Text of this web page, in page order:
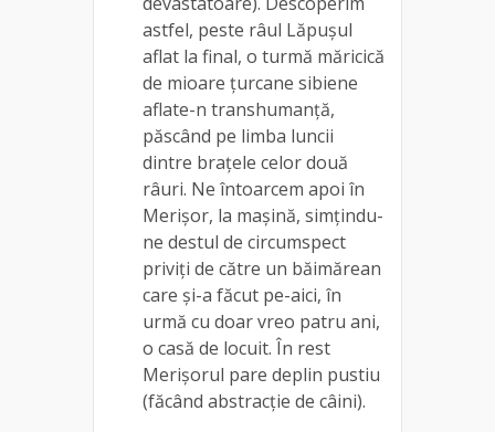
astfel, peste râul Lăpușul
aflat la final, o turmă măricică
de mioare țurcane sibiene
aflate-n transhumanță,
păscând pe limba luncii
dintre brațele celor două
râuri. Ne întoarcem apoi în
Merișor, la mașină, simțindu-
ne destul de circumspect
priviți de către un băimărean
care și-a făcut pe-aici, în
urmă cu doar vreo patru ani,
o casă de locuit. În rest
Merișorul pare deplin pustiu
(făcând abstracție de câini).